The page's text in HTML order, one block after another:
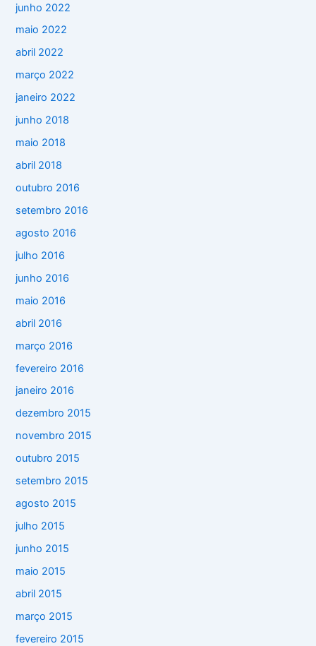
junho 2022
maio 2022
abril 2022
março 2022
janeiro 2022
junho 2018
maio 2018
abril 2018
outubro 2016
setembro 2016
agosto 2016
julho 2016
junho 2016
maio 2016
abril 2016
março 2016
fevereiro 2016
janeiro 2016
dezembro 2015
novembro 2015
outubro 2015
setembro 2015
agosto 2015
julho 2015
junho 2015
maio 2015
abril 2015
março 2015
fevereiro 2015